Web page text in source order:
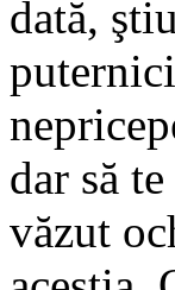
dată,
dar să
văzut